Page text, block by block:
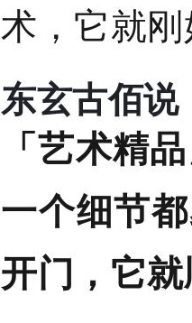
术，它就
东玄古佰说
「艺术精
一个细节
开门，它